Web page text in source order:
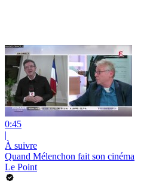
0:45
|
À suivre
Quand Mélenchon fait son cinéma
Le Point